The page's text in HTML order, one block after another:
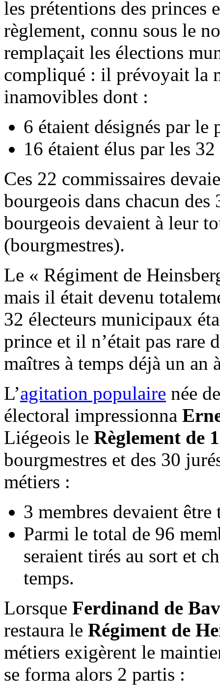
les prétentions des princes
règlement, connu sous le
remplaçait les élections
compliqué : il prévoyait la
inamovibles dont :
6 étaient désignés par le
16 étaient élus par les
Ces 22 commissaires
bourgeois dans chacun
bourgeois devaient à leur
(bourgmestres).
Le « Régiment de
mais il était devenu
32 électeurs municipaux
prince et il n’était pas rare
maîtres à temps déjà un an
L’agitation populaire née
électoral impressionna
Liégeois le Règlement de
bourgmestres et des 30
métiers :
3 membres devaient
Parmi le total de 96
seraient tirés au sort et
temps.
Lorsque Ferdinand de
restaura le Régiment de
métiers exigèrent le
se forma alors 2 partis :